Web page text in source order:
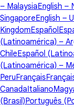
– MalaysiaEnglish –
SingaporeEnglish –
KingdomEspañol
(Latinoamérica) –
ChileEspañol
(Latinoamérica) –
PeruFrançais
CanadaItaliano
(Brasil)Português